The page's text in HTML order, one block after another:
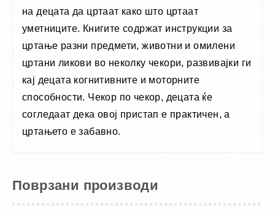
на децата да цртаат како што цртаат
уметниците. Книгите содржат инструкции за
цртање разни предмети, животни и омилени
цртани ликови во неколку чекори, развивајки ги
кај децата когнитивните и моторните
способности. Чекор по чекор, децата ќе
согледаат дека овој пристап е практичен, а
цртањето е забавно.
Поврзани производи